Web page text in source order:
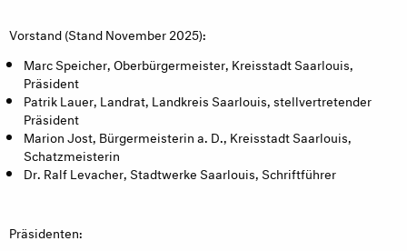
Vorstand (Stand November 2025):
Marc Speicher, Oberbürgermeister, Kreisstadt Saarlouis,
Präsident
Patrik Lauer, Landrat, Landkreis Saarlouis, stellvertretender
Präsident
Marion Jost, Bürgermeisterin a. D., Kreisstadt Saarlouis,
Schatzmeisterin
Dr. Ralf Levacher, Stadtwerke Saarlouis, Schriftführer
Präsidenten: